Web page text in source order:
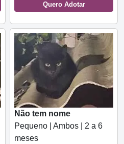
Quero Adotar
Não tem nome
Pequeno | Ambos | 2 a 6
meses